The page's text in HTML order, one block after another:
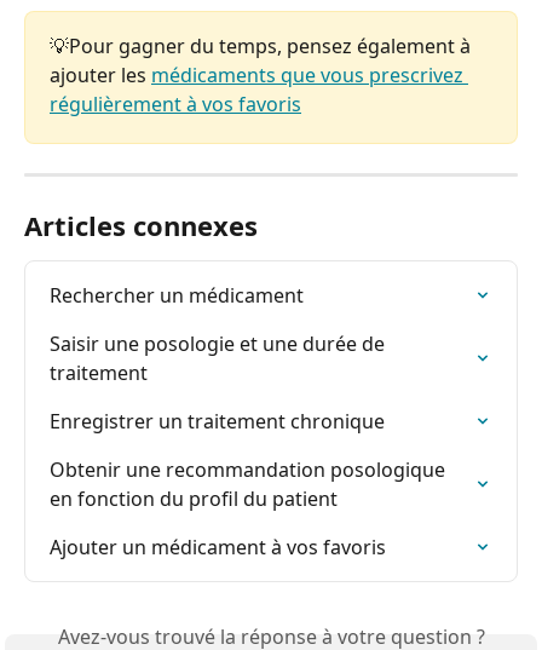
💡Pour gagner du temps, pensez également à
ajouter les médicaments que vous prescrivez
régulièrement à vos favoris
Articles connexes
Rechercher un médicament
Saisir une posologie et une durée de
traitement
Enregistrer un traitement chronique
Obtenir une recommandation posologique
en fonction du profil du patient
Ajouter un médicament à vos favoris
Avez-vous trouvé la réponse à votre question ?